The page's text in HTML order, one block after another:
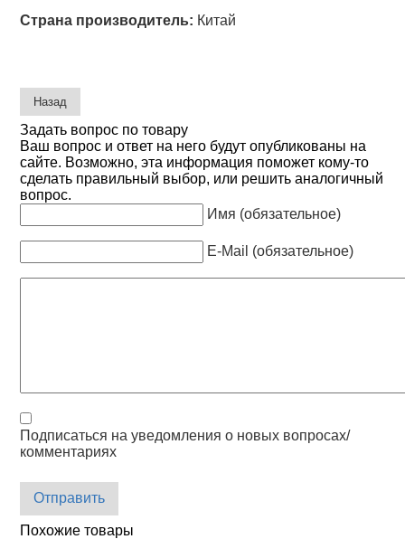
Страна производитель: Китай
Задать вопрос по товару
Ваш вопрос и ответ на него будут опубликованы на
сайте. Возможно, эта информация поможет кому-то
сделать правильный выбор, или решить аналогичный
вопрос.
Имя (обязательное)
E-Mail (обязательное)
Подписаться на уведомления о новых вопросах/
комментариях
Отправить
Похожие товары